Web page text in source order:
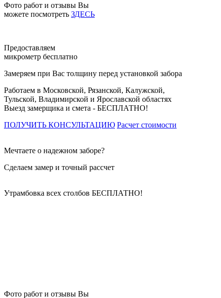
Фото работ и отзывы Вы
можете посмотреть ЗДЕСЬ
Предоставляем
микрометр бесплатно
Замеряем при Вас толщину перед установкой забора
Работаем в Московской, Рязанской, Калужской,
Тульской, Владимирской и Ярославской областях
Выезд замерщика и смета - БЕСПЛАТНО!
ПОЛУЧИТЬ КОНСУЛЬТАЦИЮ Расчет стоимости
Мечтаете о надежном заборе?
Сделаем замер и точный рассчет
Утрамбовка всех столбов БЕСПЛАТНО!
Фото работ и отзывы Вы